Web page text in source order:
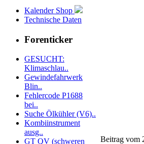
Kalender Shop
Technische Daten
Forenticker
GESUCHT:
Klimaschlau..
Gewindefahrwerk
Blin..
Fehlercode P1688
bei..
Suche Ölkühler (V6)..
Kombiinstrument
ausg..
GT QV (schweren
Beitrag vom